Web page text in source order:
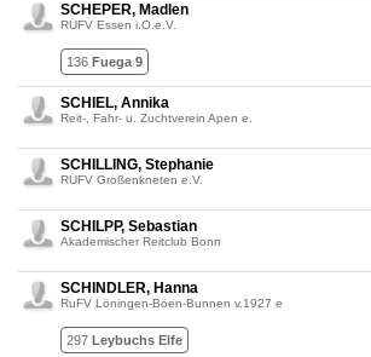
SCHEPER, Madlen
RUFV Essen i.O.e.V.
136 Fuega 9
SCHIEL, Annika
Reit-, Fahr- u. Zuchtverein Apen e.
SCHILLING, Stephanie
RUFV Großenkneten e.V.
SCHILPP, Sebastian
Akademischer Reitclub Bonn
SCHINDLER, Hanna
RuFV Löningen-Böen-Bunnen v.1927 e
297 Leybuchs Elfe